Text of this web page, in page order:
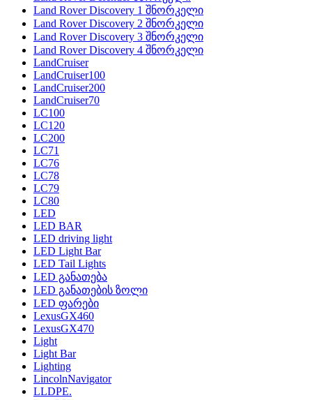
Land Rover Discovery 1 შნორკელი
Land Rover Discovery 2 შნორკელი
Land Rover Discovery 3 შნორკელი
Land Rover Discovery 4 შნორკელი
LandCruiser
LandCruiser100
LandCruiser200
LandCruiser70
LC100
LC120
LC200
LC71
LC76
LC78
LC79
LC80
LED
LED BAR
LED driving light
LED Light Bar
LED Tail Lights
LED განათება
LED განათების ზოლი
LED ფარები
LexusGX460
LexusGX470
Light
Light Bar
Lighting
LincolnNavigator
LLDPE.